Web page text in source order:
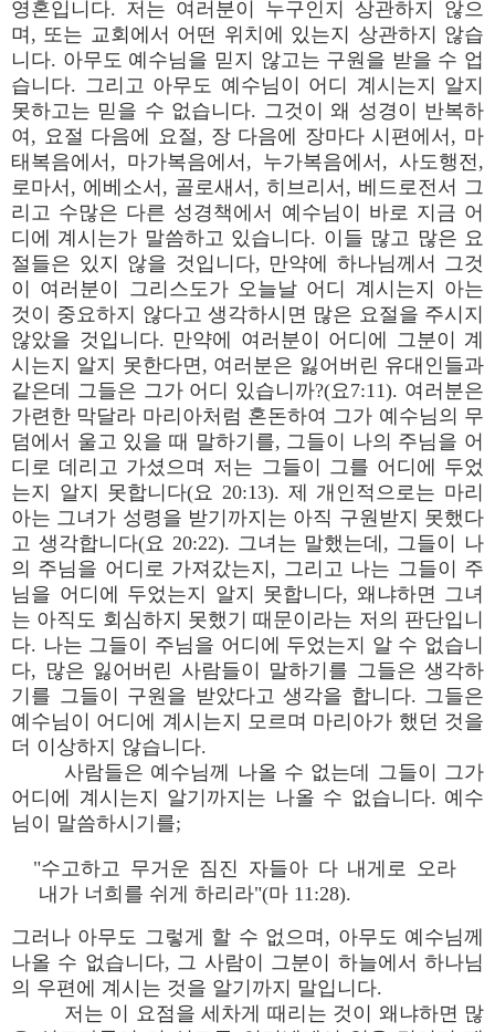
영혼입니다. 저는 여러분이 누구인지 상관하지 않으
며, 또는 교회에서 어떤 위치에 있는지 상관하지 않습
니다. 아무도 예수님을 믿지 않고는 구원을 받을 수 업
습니다. 그리고 아무도 예수님이 어디 계시는지 알지
못하고는 믿을 수 없습니다. 그것이 왜 성경이 반복하
여, 요절 다음에 요절, 장 다음에 장마다 시편에서, 마
태복음에서, 마가복음에서, 누가복음에서, 사도행전,
로마서, 에베소서, 골로새서, 히브리서, 베드로전서 그
리고 수많은 다른 성경책에서 예수님이 바로 지금 어
디에 계시는가 말씀하고 있습니다. 이들 많고 많은 요
절들은 있지 않을 것입니다, 만약에 하나님께서 그것
이 여러분이 그리스도가 오늘날 어디 계시는지 아는
것이 중요하지 않다고 생각하시면 많은 요절을 주시지
않았을 것입니다. 만약에 여러분이 어디에 그분이 계
시는지 알지 못한다면, 여러분은 잃어버린 유대인들과
같은데 그들은 그가 어디 있습니까?(요7:11). 여러분은
가련한 막달라 마리아처럼 혼돈하여 그가 예수님의 무
덤에서 울고 있을 때 말하기를, 그들이 나의 주님을 어
디로 데리고 가셨으며 저는 그들이 그를 어디에 두었
는지 알지 못합니다(요 20:13). 제 개인적으로는 마리
아는 그녀가 성령을 받기까지는 아직 구원받지 못했다
고 생각합니다(요 20:22). 그녀는 말했는데, 그들이 나
의 주님을 어디로 가져갔는지, 그리고 나는 그들이 주
님을 어디에 두었는지 알지 못합니다, 왜냐하면 그녀
는 아직도 회심하지 못했기 때문이라는 저의 판단입니
다. 나는 그들이 주님을 어디에 두었는지 알 수 없습니
다, 많은 잃어버린 사람들이 말하기를 그들은 생각하
기를 그들이 구원을 받았다고 생각을 합니다. 그들은
예수님이 어디에 계시는지 모르며 마리아가 했던 것을
더 이상하지 않습니다.
사람들은 예수님께 나올 수 없는데 그들이 그가
어디에 계시는지 알기까지는 나올 수 없습니다. 예수
님이 말씀하시기를;
"수고하고 무거운 짐진 자들아 다 내게로 오라
내가 너희를 쉬게 하리라"(마 11:28).
그러나 아무도 그렇게 할 수 없으며, 아무도 예수님께
나올 수 없습니다, 그 사람이 그분이 하늘에서 하나님
의 우편에 계시는 것을 알기까지 말입니다.
저는 이 요점을 세차게 때리는 것이 왜냐하면 많